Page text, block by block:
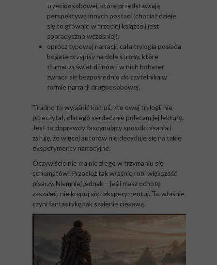
trzecioosobowej, które przedstawiają
perspektywę innych postaci (chociaż dzieje
się to głównie w trzeciej książce i jest
sporadyczne wcześniej),
oprócz typowej narracji, cała trylogia posiada
bogate przypisy na dole strony, które
tłumaczą świat dżinów i w nich bohater
zwraca się bezpośrednio do czytelnika w
formie narracji drugoosobowej.
Trudno to wyjaśnić komuś, kto owej trylogii nie
przeczytał, dlatego serdecznie polecam jej lekturę.
Jest to doprawdy fascynujący sposób pisania i
żałuję, że więcej autorów nie decyduje się na takie
eksperymenty narracyjne.
Oczywiście nie ma nic złego w trzymaniu się
schematów! Przecież tak właśnie robi większość
pisarzy. Niemniej jednak – jeśli masz ochotę
zaszaleć, nie krępuj się i eksperymentuj. To właśnie
czyni fantastykę tak szalenie ciekawą.